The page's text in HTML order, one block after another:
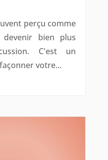
perçu comme
bien plus
C'est un
votre...